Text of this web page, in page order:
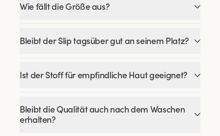
Wie fällt die Größe aus?
Bleibt der Slip tagsüber gut an seinem Platz?
Ist der Stoff für empfindliche Haut geeignet?
Bleibt die Qualität auch nach dem Waschen
erhalten?